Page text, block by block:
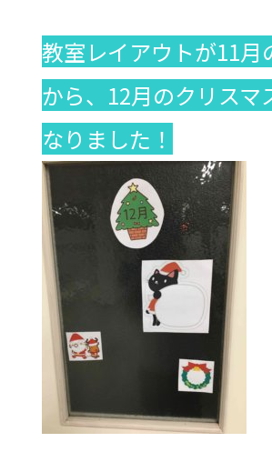
教室レイアウトが11月
から、12月のクリスマ
なりました！